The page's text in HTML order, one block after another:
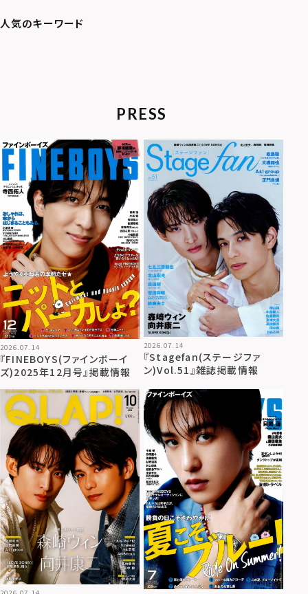
PRESS
2026.07.14
『FINEBOYS(ファインボーイ
ズ)2025年12月号』掲載情報
2026.07.14
『Stagefan(ステージファ
ン)Vol.51』雑誌掲載情報